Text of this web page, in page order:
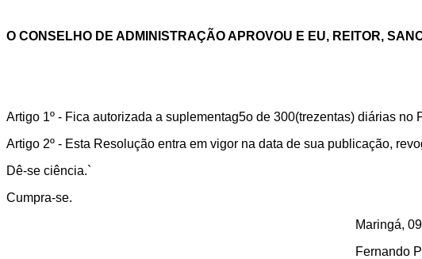
O CONSELHO DE ADMINISTRAÇÃO APROVOU E EU, REITOR,
Artigo 1º - Fica autorizada a suplementag5o de 300(trezentas) diárias
Artigo 2º - Esta Resolução entra em vigor na data de sua publicação,
Dê-se ciência.`
Cumpra-se.
Maringá,
Fernando